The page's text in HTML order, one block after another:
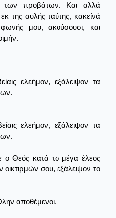
των προβάτων. Και αλλά
της αυλής ταύτης, κακείνά
μου, ακούσουσι, και
ελεήμον, εξάλειψον τα
ελεήμον, εξάλειψον τα
ο Θεός κατά το μέγα έλεος
σου, εξάλειψον το
αποθέμενοι.